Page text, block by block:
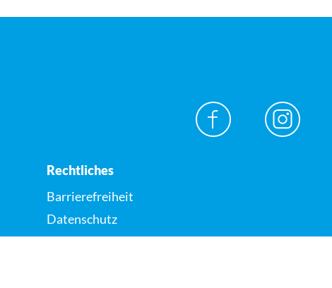
Rechtliches
Barrierefreiheit
Datenschutz
Impressum